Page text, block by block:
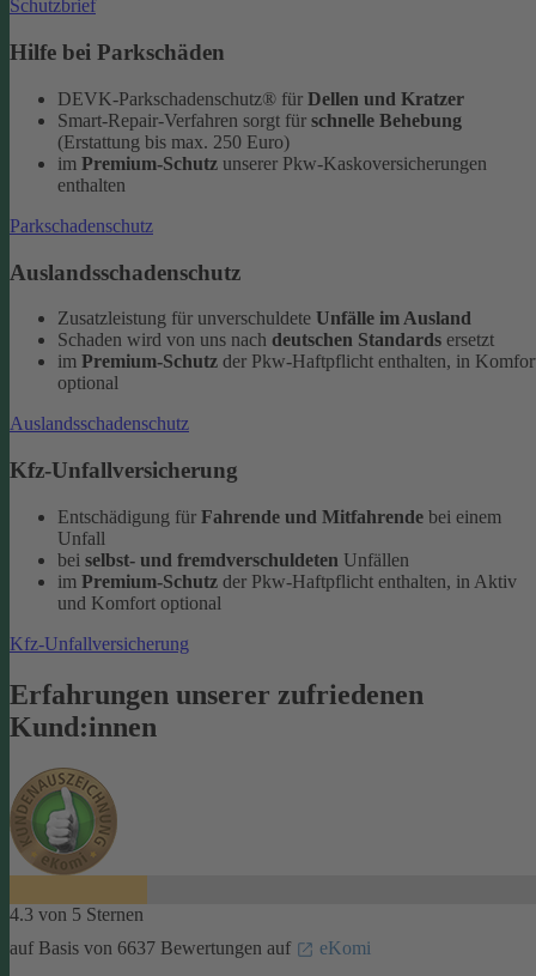
Schutzbrief
Hilfe bei Parkschäden
DEVK-Parkschadenschutz® für Dellen und Kratzer
Smart-Repair-Verfahren sorgt für schnelle Behebung
(Erstattung bis max. 250 Euro)
im Premium-Schutz unserer Pkw-Kaskoversicherungen
enthalten
Parkschadenschutz
Auslandsschadenschutz
Zusatzleistung für unverschuldete Unfälle im Ausland
Schaden wird von uns nach deutschen Standards ersetzt
im Premium-Schutz der Pkw-Haftpflicht enthalten, in
optional
Auslandsschadenschutz
Kfz-Unfallversicherung
Entschädigung für Fahrende und Mitfahrende bei einem
Unfall
bei selbst- und fremdverschuldeten Unfällen
im Premium-Schutz der Pkw-Haftpflicht enthalten, in Aktiv
und Komfort optional
Kfz-Unfallversicherung
Erfahrungen unserer zufriedenen
Kund:innen
4.3 von 5 Sternen
auf Basis von 6637 Bewertungen auf
eKomi